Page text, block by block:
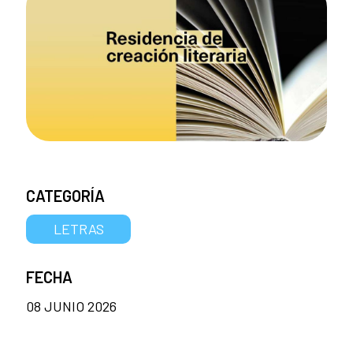
CATEGORÍA
LETRAS
FECHA
08 JUNIO 2026